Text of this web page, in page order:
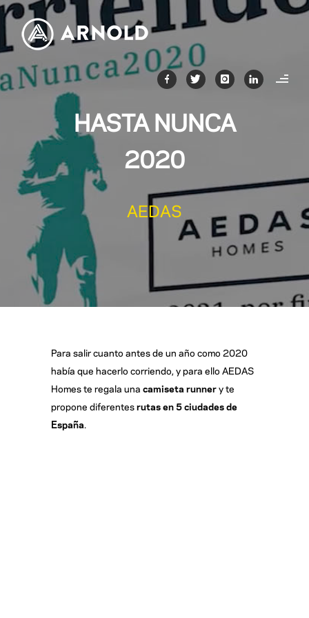
HASTA NUNCA
2020
AEDAS
Para salir cuanto antes de un año como 2020
había que hacerlo corriendo, y para ello AEDAS
Homes te regala una camiseta runnery te
propone diferentesrutas en 5 ciudades de
España.